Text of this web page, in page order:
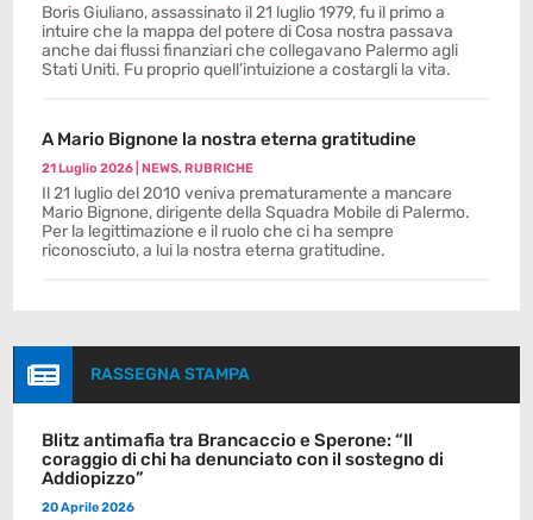
Boris Giuliano, assassinato il 21 luglio 1979, fu il primo a
intuire che la mappa del potere di Cosa nostra passava
anche dai flussi finanziari che collegavano Palermo agli
Stati Uniti. Fu proprio quell’intuizione a costargli la vita.
A Mario Bignone la nostra eterna gratitudine
21 Luglio 2026 |NEWS,RUBRICHE
Il 21 luglio del 2010 veniva prematuramente a mancare
Mario Bignone, dirigente della Squadra Mobile di Palermo.
Per la legittimazione e il ruolo che ci ha sempre
riconosciuto, a lui la nostra eterna gratitudine.
 RASSEGNA STAMPA
Blitz antimafia tra Brancaccio e Sperone: “Il
coraggio di chi ha denunciato con il sostegno di
Addiopizzo”
20 Aprile 2026